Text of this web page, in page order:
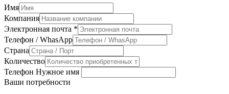
Имя
Компания
Электронная почта *
Телефон / WhasApp
Страна
Количество
Телефон Нужное имя
Ваши потребности